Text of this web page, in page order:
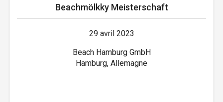
Beachmölkky Meisterschaft
29 avril 2023
Beach Hamburg GmbH
Hamburg, Allemagne